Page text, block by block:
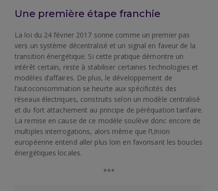
Une première étape franchie
La loi du 24 février 2017 sonne comme un premier pas
vers un système décentralisé et un signal en faveur de la
transition énergétique. Si cette pratique démontre un
intérêt certain, reste à stabiliser certaines technologies et
modèles d’affaires. De plus, le développement de
l’autoconsommation se heurte aux spécificités des
réseaux électriques, construits selon un modèle centralisé
et du fort attachement au principe de péréquation tarifaire.
La remise en cause de ce modèle soulève donc encore de
multiples interrogations, alors même que l’Union
européenne entend aller plus loin en favorisant les boucles
énergétiques locales.
***